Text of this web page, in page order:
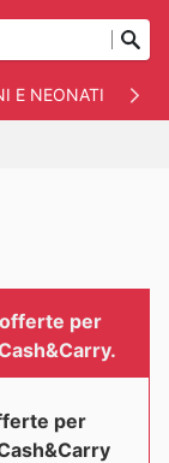
E NEONATI
per
per